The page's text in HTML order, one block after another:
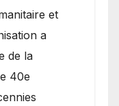
et
a
de la
40e